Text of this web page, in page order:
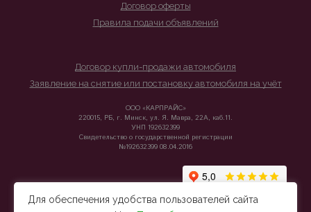
Договор оферты
Правила подачи объявлений
Договор купли-продажи автомобиля
Заявление на снятие или постановку автомобиля на учёт
ООО «КАРПРАЙС»
220015, РБ, г. Минск, ул. Я. Мавра, 22А, каб.11.
УНП 192632399
Свидетельство о государственной регистрации
№192632399 08.04.2016
Для обеспечения удобства пользователей сайта